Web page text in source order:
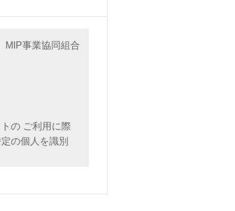
MIP事業協同組合
の ご利用に際
の個人を識別